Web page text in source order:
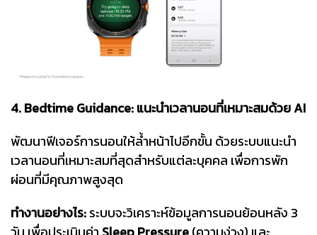
4. Bedtime Guidance: แนะนำเวลานอนที่เหมาะสมด้วย AI
พัฒนาฟีเจอร์การนอนให้ล้ำหน้าไปอีกขั้น ด้วยระบบแนะนำ
เวลานอนที่เหมาะสมที่สุดสำหรับแต่ละบุคคล เพื่อการพัก
ผ่อนที่มีคุณภาพสูงสุด
ทำงานอย่างไร:ระบบจะวิเคราะห์ข้อมูลการนอนย้อนหลัง 3